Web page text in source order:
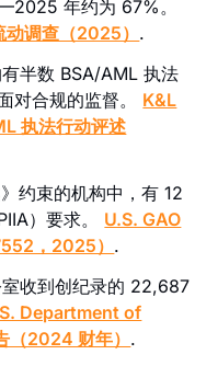
年约为 67%。
调查（2025） .
半数 BSA/AML 执法
对合规的监督。 K&L
执法行动评述
约束的机构中，有 12
）要求。 U.S. GAO
，2025） .
收到创纪录的 22,687
Department of
2024 财年） .